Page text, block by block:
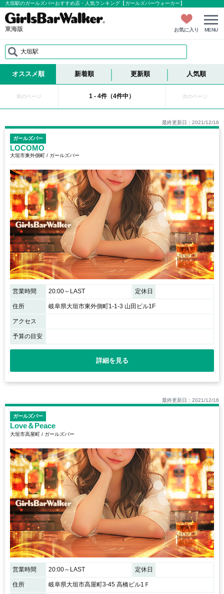
大垣駅のガールズバーおすすめ店・人気ランキング【ガールズバーウォーカー】
東海版 お気に入り MENU
大垣駅
オススメ順 新着順 更新順 人気順
前のページ 1 - 4件（4件中） 次のページ
最終更新日：2021/12/16
ガールズバー
LOCOMO
大垣市東外側町 / ガールズバー
営業時間 20:00～LAST 定休日
住所 岐阜県大垣市東外側町1-1-3 山田ビル1F
アクセス
予算の目安
詳細を見る
最終更新日：2021/12/16
ガールズバー
Love＆Peace
大垣市高屋町 / ガールズバー
営業時間 20:00～LAST 定休日
住所 岐阜県大垣市高屋町3-45 高橋ビル1Ｆ